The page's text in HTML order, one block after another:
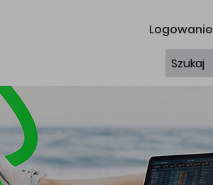
Logowanie
Szukaj